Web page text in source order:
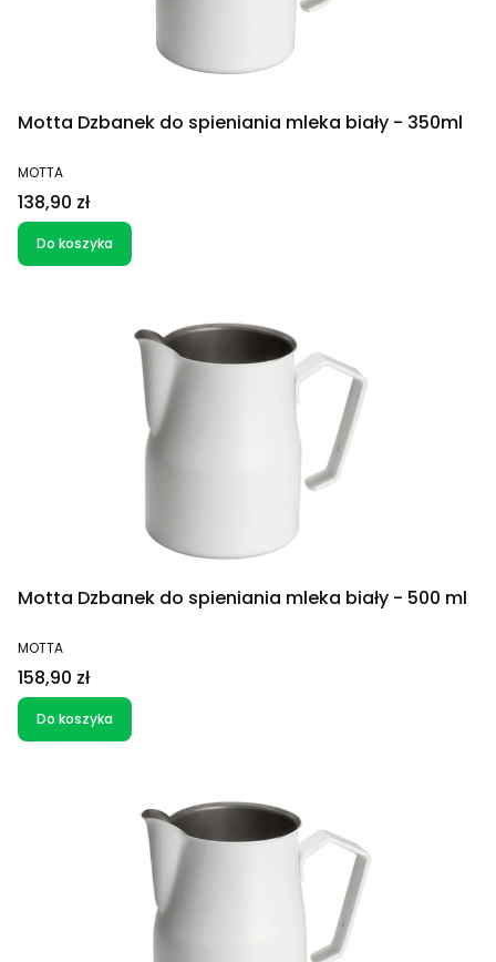
Motta Dzbanek do spieniania mleka biały - 350ml
PRODUCENT
MOTTA
Cena
138,90 zł
Do koszyka
Motta Dzbanek do spieniania mleka biały - 500 ml
PRODUCENT
MOTTA
Cena
158,90 zł
Do koszyka